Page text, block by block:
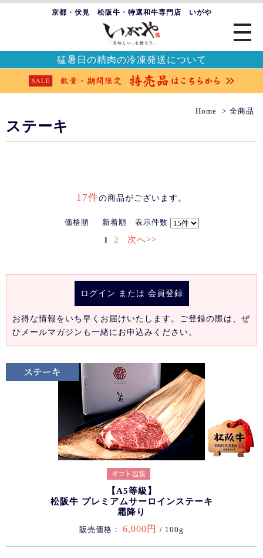
京都・伏見 松阪牛・特選和牛専門店 いがや
猛暑日の精肉の冷凍発送について
Home 全商品
ステーキ
17件の商品がございます。
価格順 新着順 表示件数
1 2 次へ>>
ログイン または 会員登録
お得な情報をいち早くお届けいたします。ご登録の際は、ぜ
ひメールマガジンも一緒にお申込みください。
【A5等級】
松阪牛 プレミアムサーロインステーキ
霜降り
販売価格： 6,000円 / 100g